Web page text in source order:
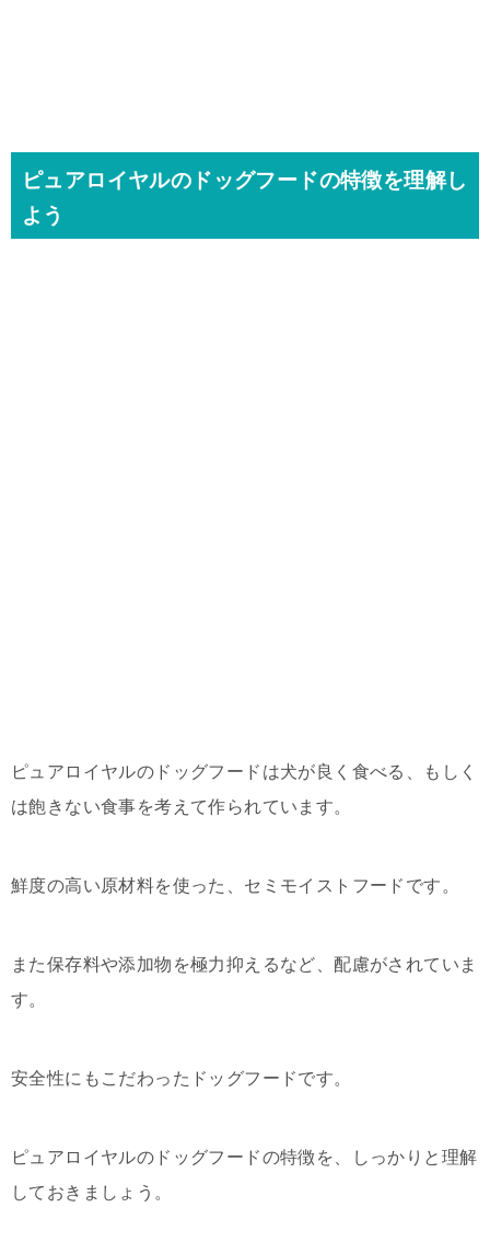
ピュアロイヤルのドッグフードの特徴を理解し
よう
ピュアロイヤルのドッグフードは犬が良く食べる、もしく
は飽きない食事を考えて作られています。
鮮度の高い原材料を使った、セミモイストフードです。
また保存料や添加物を極力抑えるなど、配慮がされていま
す。
安全性にもこだわったドッグフードです。
ピュアロイヤルのドッグフードの特徴を、しっかりと理解
しておきましょう。